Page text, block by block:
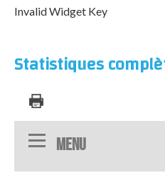
Invalid Widget Key
Statistiques
Menu